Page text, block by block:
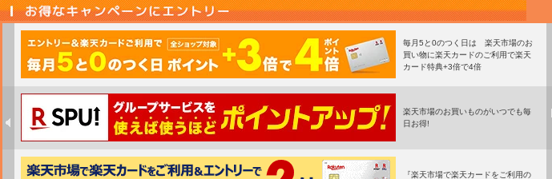
毎月5と0のつく日は 楽天市場のお
買い物に楽天カードのご利用で楽天
カード特典+3倍で4倍
楽天市場のお買いものがいつでも毎
日お得!
『楽天市場で楽天カードをご利用の